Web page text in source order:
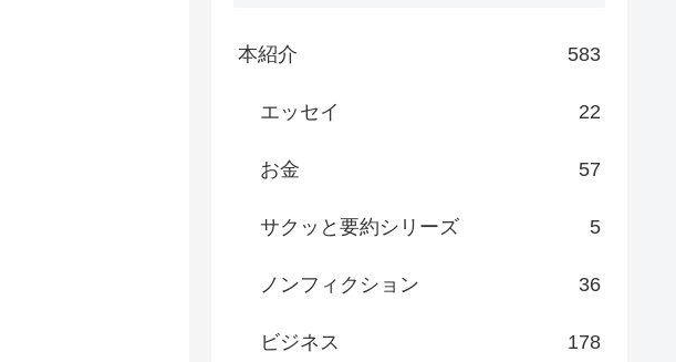
本紹介 583
エッセイ 22
お金 57
サクッと要約シリーズ 5
ノンフィクション 36
ビジネス 178